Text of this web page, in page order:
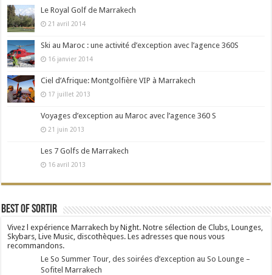
Le Royal Golf de Marrakech
21 avril 2014
Ski au Maroc : une activité d’exception avec l’agence 360S
16 janvier 2014
Ciel d’Afrique: Montgolfière VIP à Marrakech
17 juillet 2013
Voyages d’exception au Maroc avec l’agence 360 S
21 juin 2013
Les 7 Golfs de Marrakech
16 avril 2013
Best Of Sortir
Vivez l expérience Marrakech by Night. Notre sélection de Clubs, Lounges,
Skybars, Live Music, discothèques. Les adresses que nous vous
recommandons.
Le So Summer Tour, des soirées d’exception au So Lounge –
Sofitel Marrakech